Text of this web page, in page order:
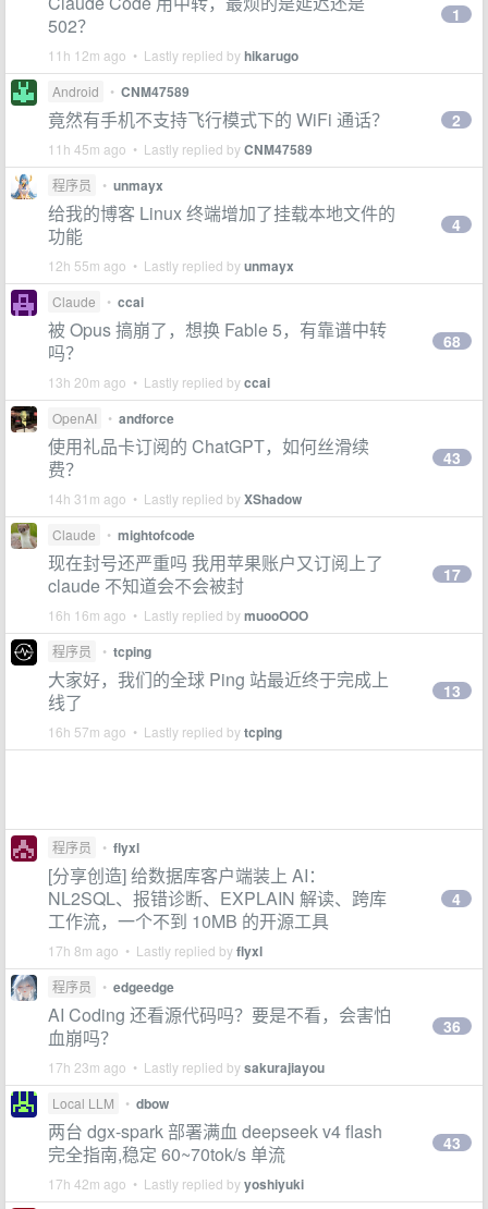
502？
11h 12m ago • Lastly replied byhikarugo
1
Android • CNM47589
竟然有手机不支持飞行模式下的 WiFi 通话？
11h 45m ago • Lastly replied byCNM47589
2
程序员 • unmayx
给我的博客 Linux 终端增加了挂载本地文件的
功能
12h 55m ago • Lastly replied byunmayx
4
Claude • ccai
被 Opus 搞崩了，想换 Fable 5，有靠谱中转
吗？
13h 20m ago • Lastly replied byccai
68
OpenAI • andforce
使用礼品卡订阅的 ChatGPT，如何丝滑续
费？
14h 31m ago • Lastly replied byXShadow
43
Claude • mightofcode
现在封号还严重吗 我用苹果账户又订阅上了
claude 不知道会不会被封
16h 16m ago • Lastly replied bymuooOOO
17
程序员 • tcping
大家好，我们的全球 Ping 站最近终于完成上
线了
16h 57m ago • Lastly replied bytcping
13
程序员 • flyxl
[分享创造] 给数据库客户端装上 AI：
NL2SQL、报错诊断、EXPLAIN 解读、跨库
工作流，一个不到 10MB 的开源工具
17h 8m ago • Lastly replied byflyxl
4
程序员 • edgeedge
AI Coding 还看源代码吗？要是不看，会害怕
血崩吗？
17h 23m ago • Lastly replied bysakurajiayou
36
Local LLM • dbow
两台 dgx-spark 部署满血 deepseek v4 flash
完全指南,稳定 60~70tok/s 单流
17h 42m ago • Lastly replied byyoshiyuki
43